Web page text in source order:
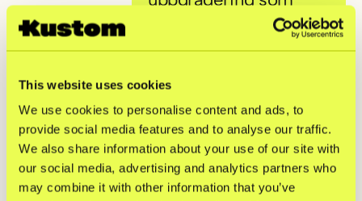
This website uses cookies
We use cookies to personalise content and ads, to
provide social media features and to analyse our traffic.
We also share information about your use of our site with
our social media, advertising and analytics partners who
may combine it with other information that you’ve
krävde minimalt
arbete men gav stor
till nya
leveransalternativ
direkt och behålla en
smidig
kundupplevelse.
Integrationen gick